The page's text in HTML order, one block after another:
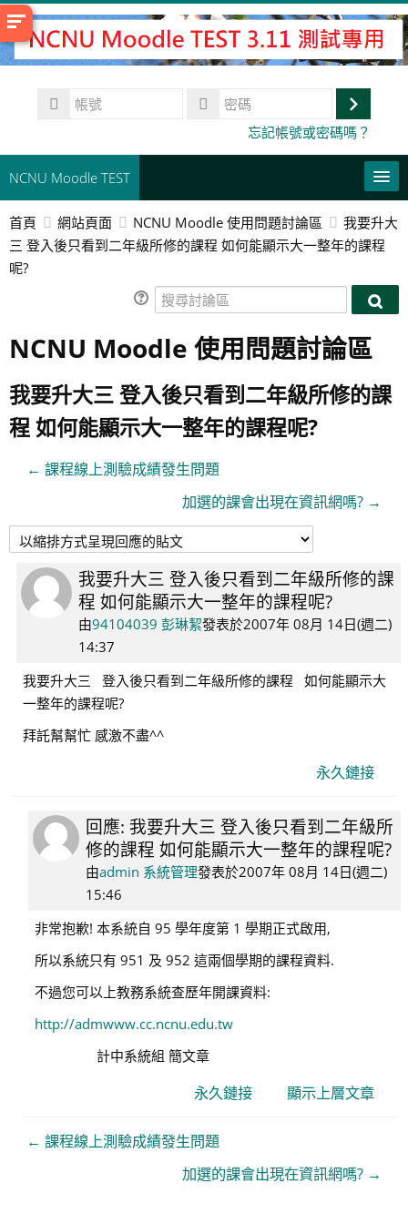
跳
至
主
登
忘記帳號或密碼嗎？
NCNU Moodle TEST
常用連結
正體中文 ‎(zh_tw)‎
搜
課
程
首頁 網站頁面 NCNU Moodle 使用問題討論區
我要升大
三 登入後只看到二年級所修的課程 如何能顯示大一整年的課程
呢?
搜
討
論
搜
區
NCNU Moodle 使用問題討論區
我要升大三 登入後只看到二年級所修的課
程 如何能顯示大一整年的課程呢?
← 課程線上測驗成績發生問題
加選的課會出現在資訊網嗎? →
我要升大三 登入後只看到二年級所修的課
程 如何能顯示大一整年的課程呢?
由94104039 彭琳絜發表於2007年 08月 14日(週二)
14:37
Number
of
replies:
1
我要升大三 登入後只看到二年級所修的課程 如何能顯示大
一整年的課程呢?
拜託幫幫忙 感激不盡^^
永久鏈接
In
reply
to
94104039
琳
絜
回應: 我要升大三 登入後只看到二年級所
修的課程 如何能顯示大一整年的課程呢?
由admin 系統管理發表於2007年 08月 14日(週二)
15:46
非常抱歉! 本系統自 95 學年度第 1 學期正式啟用,
所以系統只有 951 及 952 這兩個學期的課程資料.
不過您可以上教務系統查歷年開課資料:
http://admwww.cc.ncnu.edu.tw
計中系統組 簡文章
永久鏈接 顯示上層文章
← 課程線上測驗成績發生問題
加選的課會出現在資訊網嗎? →